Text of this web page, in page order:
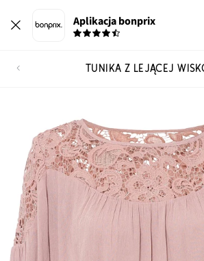
Aplikacja bonprix
TUNIKA Z LEJĄCEJ